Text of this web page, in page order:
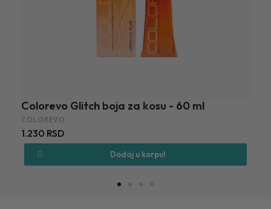
Colorevo Glitch boja za kosu - 60 ml
COLOREVO
1.230 RSD
Dodaj u korpu!